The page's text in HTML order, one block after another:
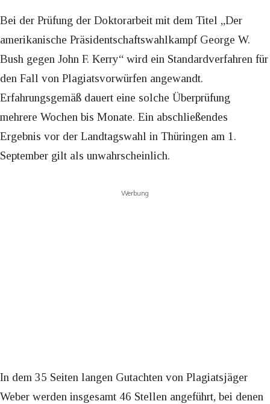
Bei der Prüfung der Doktorarbeit mit dem Titel „Der
amerikanische Präsidentschaftswahlkampf George W.
Bush gegen John F. Kerry“ wird ein Standardverfahren für
den Fall von Plagiatsvorwürfen angewandt.
Erfahrungsgemäß dauert eine solche Überprüfung
mehrere Wochen bis Monate. Ein abschließendes
Ergebnis vor der Landtagswahl in Thüringen am 1.
September gilt als unwahrscheinlich.
Werbung
In dem 35 Seiten langen Gutachten von Plagiatsjäger
Weber werden insgesamt 46 Stellen angeführt, bei denen